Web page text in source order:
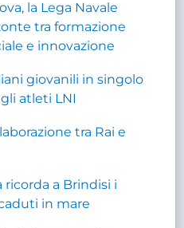
la Lega Navale
tra formazione
e innovazione
giovanili in singolo
atleti LNI
tra Rai e
ricorda a Brindisi i
in mare